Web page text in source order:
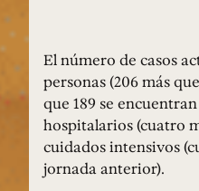
El número de casos
personas (206 más
que 189 se
hospitalarios (cuatro
cuidados intensivos
jornada anterior).